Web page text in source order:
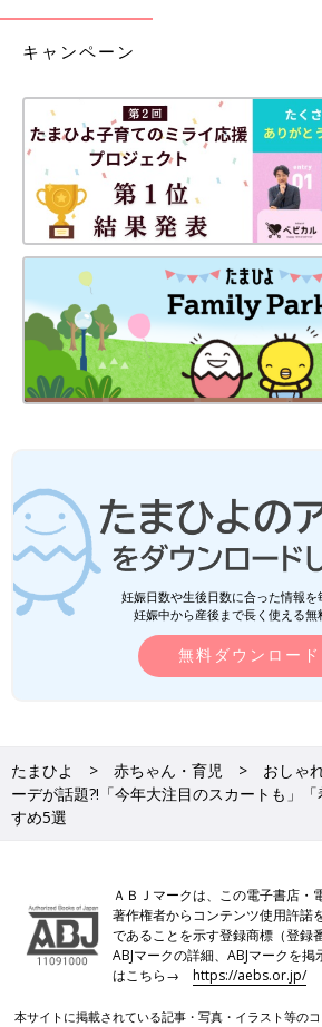
キャンペーン
妊娠日数や生後日数に合った情報を
妊娠中から産後まで長く使える無
無料ダウンロード
たまひよ 赤ちゃん・育児
おしゃ
ーデが話題?!「今年大注目のスカートも」
すめ5選
ＡＢＪマークは、この電子書店・
著作権者からコンテンツ使用許諾
であることを示す登録商標（登録
ABJマークの詳細、ABJマークを
はこちら→https://aebs.or.jp/
本サイトに掲載されている記事・写真・イラスト等の